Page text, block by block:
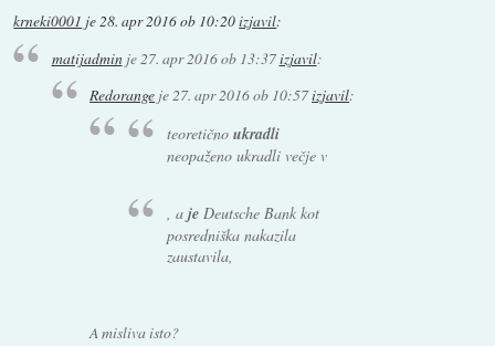
krneki0001 je28. apr 2016 ob 10:20izjavil:
matijadminje27. apr 2016 ob 13:37izjavil:
Redorange je 27. apr 2016 ob 10:57izjavil:
teoretičnoukradli
neopaženo ukradli večje v
, aje Deutsche Bank kot
posredniška nakazila
zaustavila,
A misliva isto?